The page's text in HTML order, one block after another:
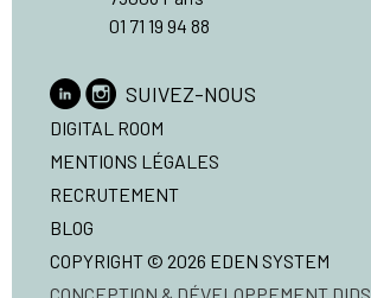
01 71 19 94 88
SUIVEZ-NOUS
DIGITAL ROOM
MENTIONS LÉGALES
RECRUTEMENT
BLOG
COPYRIGHT © 2026 EDEN SYSTEM